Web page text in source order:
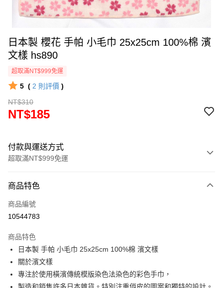
日本製 櫻花 手帕 小毛巾 25x25cm 100%棉 濱
文樣 hs890
超取滿NT$999免運
5 ( 2 則評價 )
NT$310
NT$185
付款與運送方式
超取滿NT$999免運
信用卡一次付款
信用卡分期付款
合作金庫商業銀行
華南商業銀行
彰化商業銀行
上海商業儲蓄銀行
國泰世華商業銀行
兆豐國際商業銀行
臺灣中小企業銀行
台中商業銀行
超商取貨付款
LINE Pay
Apple Pay
商品特色
商品編號
10544783
商品特色
日本製 手帕 小毛巾 25x25cm 100%棉 濱文樣
關於濱文樣
專注於使用橫濱傳統模版染色法染色的彩色手巾，